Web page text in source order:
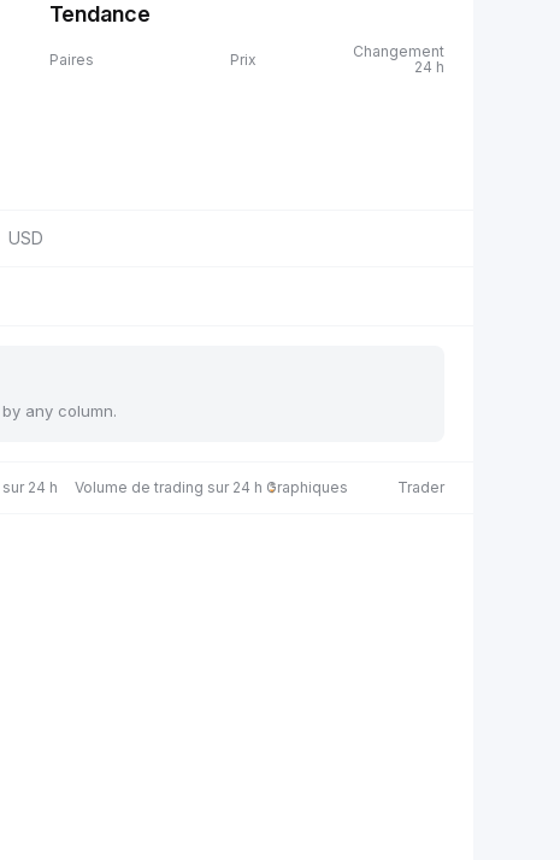
Tendance
Paires Prix
Changement
24 h
USD
any column.
24 h Volume de trading sur 24 h Graphiques Trader